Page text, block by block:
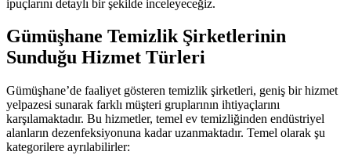
ipuçlarını detaylı bir şekilde inceleyeceğiz.
Gümüşhane Temizlik Şirketlerinin
Sunduğu Hizmet Türleri
Gümüşhane’de faaliyet gösteren temizlik şirketleri, geniş bir hizmet
yelpazesi sunarak farklı müşteri gruplarının ihtiyaçlarını
karşılamaktadır. Bu hizmetler, temel ev temizliğinden endüstriyel
alanların dezenfeksiyonuna kadar uzanmaktadır. Temel olarak şu
kategorilere ayrılabilirler: